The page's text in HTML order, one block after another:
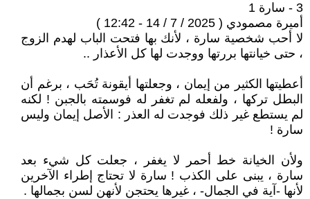
3 - سارة 1
أميرة مصمودي ( 2025 / 7 / 14 - 12:42 )
لا أحب شخصية سارة ، لأنك بها فتحت الباب لهدم الزوج
، حتى خيانتها بررتها ووجدت لها كل الأعذار ..
أعطيتها الكثير من إيمان ، وجعلتها أيقونة تُحَب ، برغم أن
البطل تركها ، ولفعله لم تغفر له فوسمته بالجبن ! لكنه
لم يستطع غير ذلك فوجدت له العذر : الأصل إيمان وليس
سارة !
ولأن الخيانة خط أحمر لا يغفر ، جعلت كل شيء بعد
سارة ، يبنى على الكذب ! سارة لا تحتاج إطراء الآخرين
لأنها -آية في الجمال- ، غيرها يحتجن لأنهن لسن بجمالها .